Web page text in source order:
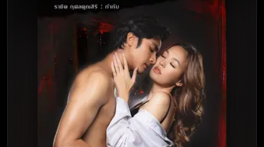
⭐️ 评分：6.0 | 🎬 2026年
✅ 已完结
夸克网盘